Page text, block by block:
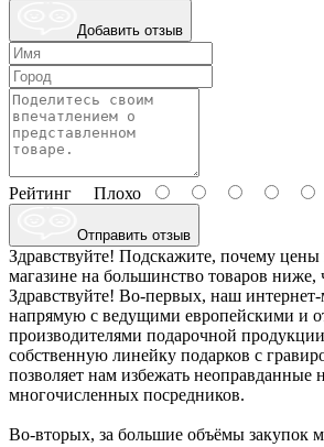
Добавить отзыв
Рейтинг Плохо
Отправить отзыв
Здравствуйте! Подскажите, почему
магазине на большинство товаров ниже,
Здравствуйте! Во-первых, наш интернет-
напрямую с ведущими европейскими и
производителями подарочной
собственную линейку подарков с
позволяет нам избежать неоправданные
многочисленных посредников.
Во-вторых, за большие объёмы закупок